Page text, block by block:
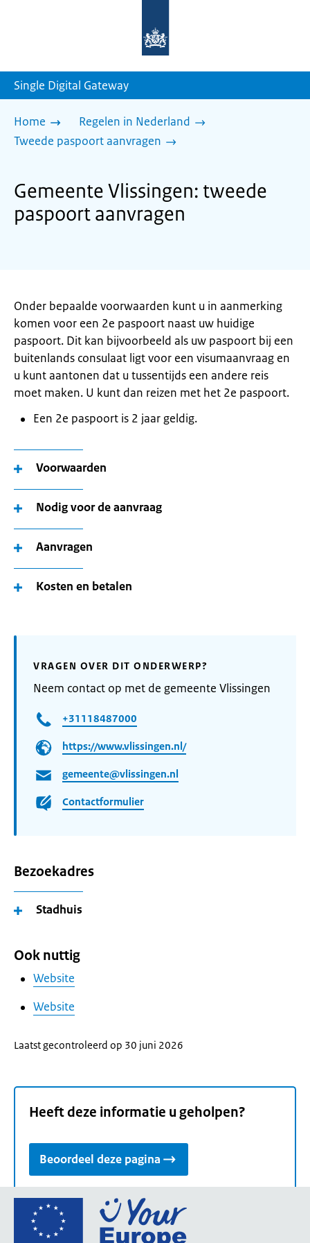
homepage
Single Digital Gateway
Home
Regelen in Nederland
Tweede paspoort aanvragen
Gemeente Vlissingen: tweede
paspoort aanvragen
Onder bepaalde voorwaarden kunt u in aanmerking
komen voor een 2e paspoort naast uw huidige
paspoort. Dit kan bijvoorbeeld als uw paspoort bij een
buitenlands consulaat ligt voor een visumaanvraag en
u kunt aantonen dat u tussentijds een andere reis
moet maken. U kunt dan reizen met het 2e paspoort.
Een 2e paspoort is 2 jaar geldig.
Voorwaarden
Nodig voor de aanvraag
Aanvragen
Kosten en betalen
VRAGEN OVER DIT ONDERWERP?
Neem contact op met de gemeente Vlissingen
+31118487000
https://www.vlissingen.nl/
gemeente@vlissingen.nl
Contactformulier
Bezoekadres
Stadhuis
Ook nuttig
Website
Website
Laatst gecontroleerd op 30 juni 2026
Heeft deze informatie u geholpen?
Beoordeel deze pagina
Ga